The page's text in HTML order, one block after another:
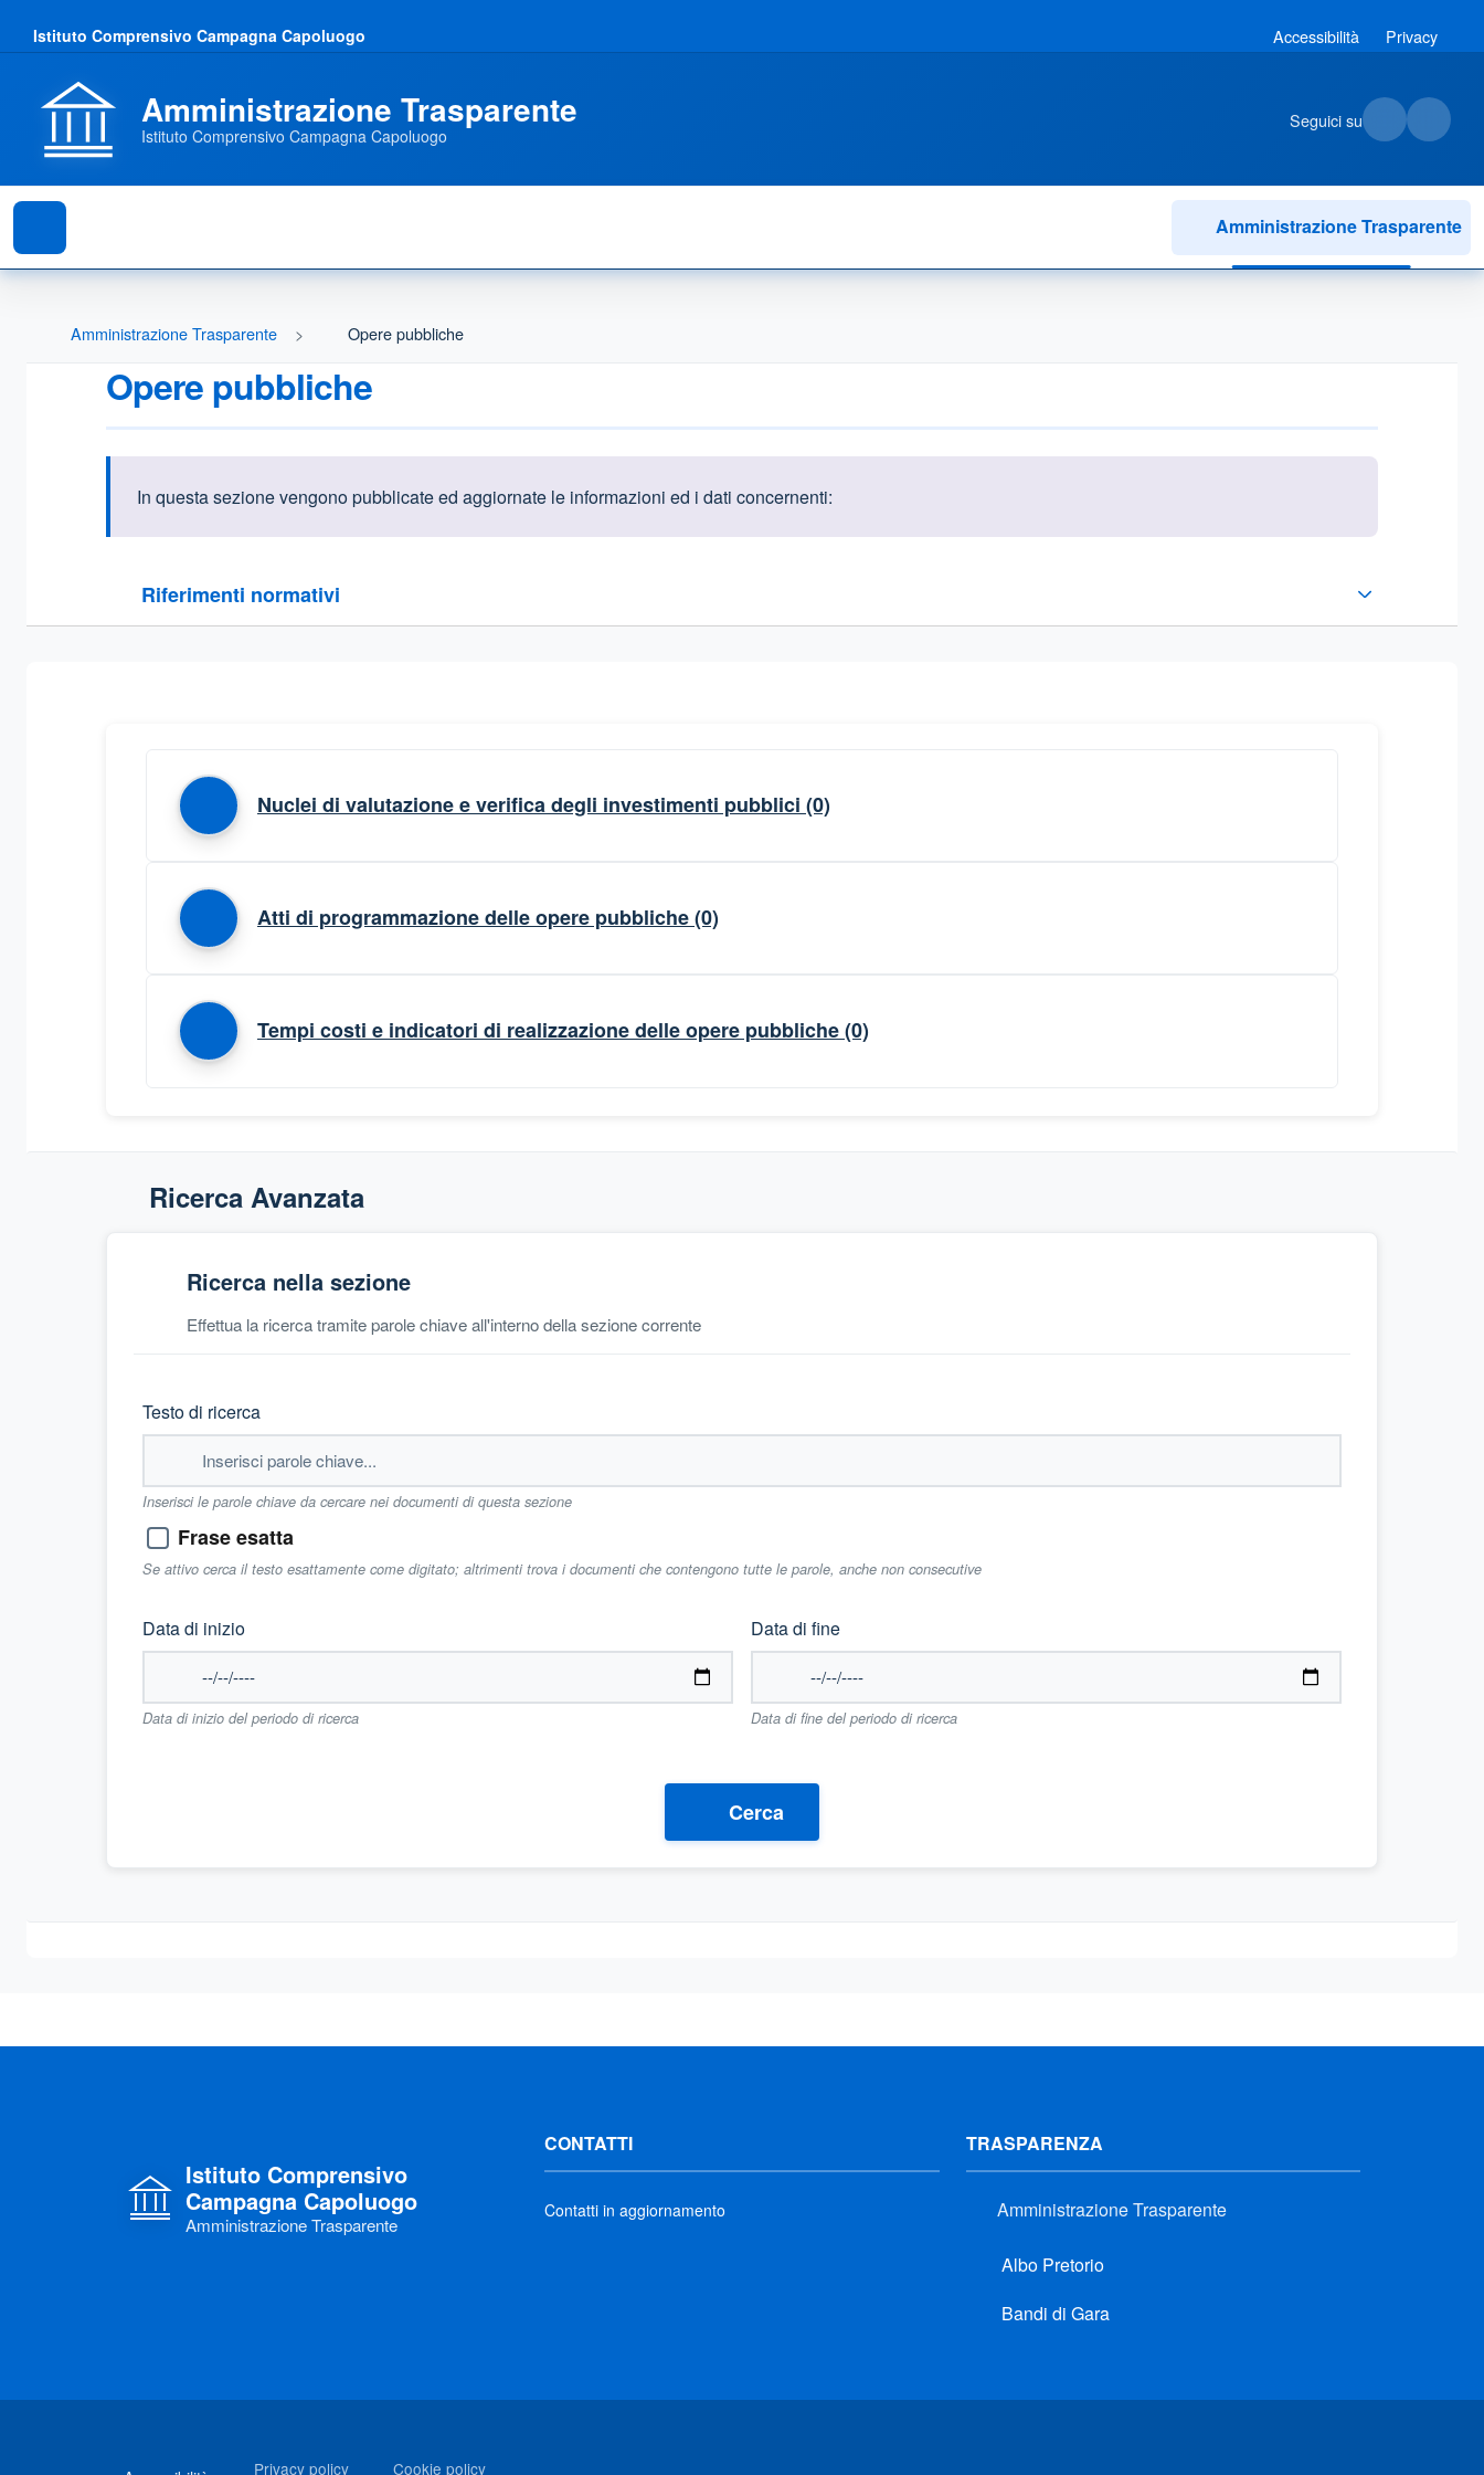
Istituto Comprensivo Campagna Capoluogo Accessibilità Privacy
Amministrazione Trasparente
Istituto Comprensivo Campagna Capoluogo
Seguici su
Amministrazione Trasparente
Amministrazione Trasparente Opere pubbliche
Opere pubbliche
Informazioni introduttive
In questa sezione vengono pubblicate ed aggiornate le informazioni ed i dati concernenti:
Riferimenti normativi
Sezione compressa
Nuclei di valutazione e verifica degli investimenti pubblici (0)
Atti di programmazione delle opere pubbliche(0)
Tempi costi e indicatori di realizzazione delle opere pubbliche(0)
Ricerca Avanzata
Ricerca nella sezione
Effettua la ricerca tramite parole chiave all'interno della sezione corrente
Testo di ricerca
Inserisci le parole chiave da cercare nei documenti di questa sezione
Frase esatta
Se attivo cerca il testo esattamente come digitato; altrimenti trova i documenti che contengono tutte le parole, anche non consecutive
Data di inizio
Data di inizio del periodo di ricerca
Data di fine
Data di fine del periodo di ricerca
Cerca
Istituto Comprensivo
Campagna Capoluogo
Amministrazione Trasparente
CONTATTI
Contatti in aggiornamento
TRASPARENZA
Amministrazione Trasparente
Albo Pretorio
Bandi di Gara
Privacy policy Cookie policy